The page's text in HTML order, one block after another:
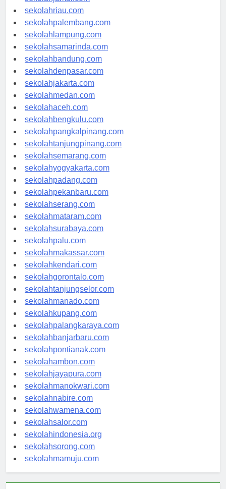
sekolahjambi.com
sekolahriau.com
sekolahpalembang.com
sekolahlampung.com
sekolahsamarinda.com
sekolahbandung.com
sekolahdenpasar.com
sekolahjakarta.com
sekolahmedan.com
sekolahaceh.com
sekolahbengkulu.com
sekolahpangkalpinang.com
sekolahtanjungpinang.com
sekolahsemarang.com
sekolahyogyakarta.com
sekolahpadang.com
sekolahpekanbaru.com
sekolahserang.com
sekolahmataram.com
sekolahsurabaya.com
sekolahpalu.com
sekolahmakassar.com
sekolahkendari.com
sekolahgorontalo.com
sekolahtanjungselor.com
sekolahmanado.com
sekolahkupang.com
sekolahpalangkaraya.com
sekolahbanjarbaru.com
sekolahpontianak.com
sekolahambon.com
sekolahjayapura.com
sekolahmanokwari.com
sekolahnabire.com
sekolahwamena.com
sekolahsalor.com
sekolahindonesia.org
sekolahsorong.com